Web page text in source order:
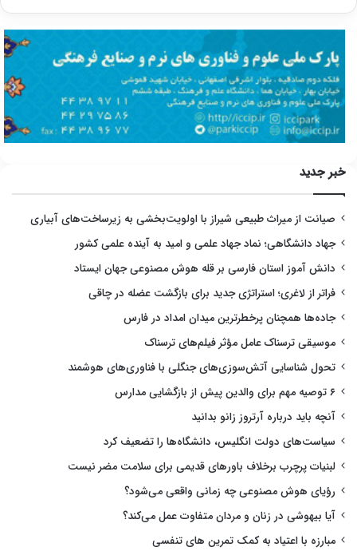
خبر جدید
صیانت از میراث طبیعی شیراز با اولویت‌بخشی به زیرساخت‌های آبیاری
جهاد دانشگاهی؛ نماد جهاد علمی و امید به آینده علمی کشور
دانش آموز استان فارسی بر قله هوش مصنوعی جهان ایستاد
فراتر از لاغری؛ استراتژی جدید برای بازگشت عضله در چاقی
جاده‌ها همچنان پرخطرترین میدان امداد در فارس
موسیقی ترسناک عامل مؤثر فیلم‌های ترسناک
تحول شناسایی آتش‌سوزی‌های جنگلی با فناوری‌های هوشمند
۶ توصیه مهم برای والدین پیش از بازگشایی مدارس
آنچه باید درباره آرتروز زانو بدانید
سیاست‌های دولت انگلیس، دانشگاه‌ها را تضعیف کرد
لبنیات پرچرب برخلاف باورهای قدیمی برای سلامت مضر نیست
رؤیای هوش مصنوعی چه زمانی واقعی می‌شود؟
آیا بیهوشی در زنان و مردان متفاوت عمل می‌کند؟
مبارزه با اعتیاد به کمک تمرین های تنفسی